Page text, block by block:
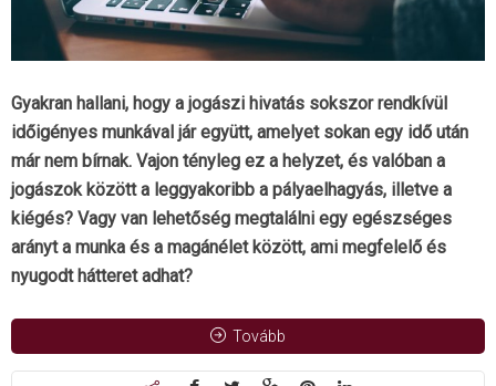
Gyakran hallani, hogy a jogászi hivatás sokszor rendkívül
időigényes munkával jár együtt, amelyet sokan egy idő után
már nem bírnak. Vajon tényleg ez a helyzet, és valóban a
jogászok között a leggyakoribb a pályaelhagyás, illetve a
kiégés? Vagy van lehetőség megtalálni egy egészséges
arányt a munka és a magánélet között, ami megfelelő és
nyugodt hátteret adhat?
Tovább